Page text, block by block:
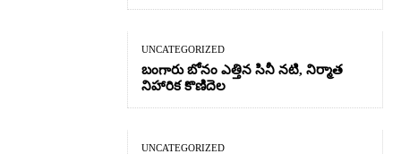
UNCATEGORIZED
బంగారు బోనం ఎత్తిన సినీ నటి, నిర్మాత
నిహారిక కొణిదెల
UNCATEGORIZED